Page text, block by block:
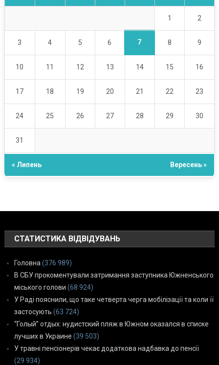
1 2
3 4 5 6 7 8 9
10 11 12 13 14 15 16
17 18 19 20 21 22 23
24 25 26 27 28 29 30
31
« Липень Вересень »
СТАТИСТИКА ВІДВІДУВАНЬ
Головна (376 989)
В СБУ прокоментували затримання заступника Южненського
міського голови (68 924)
У Раді пояснили, що таке четверта черга мобілізації та коли її
застосують (63 724)
“Голый” отдых: нудистский пляж в Южном оказался в списке
лучших в Украине (39 503)
У травні пенсіонерів чекає додаткова надбавка до пенсії
(29 934)